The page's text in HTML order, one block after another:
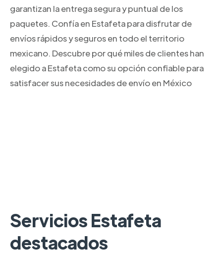
garantizan la entrega segura y puntual de los
paquetes. Confía en Estafeta para disfrutar de
envíos rápidos y seguros en todo el territorio
mexicano. Descubre por qué miles de clientes han
elegido a Estafeta como su opción confiable para
satisfacer sus necesidades de envío en México
Servicios Estafeta
destacados